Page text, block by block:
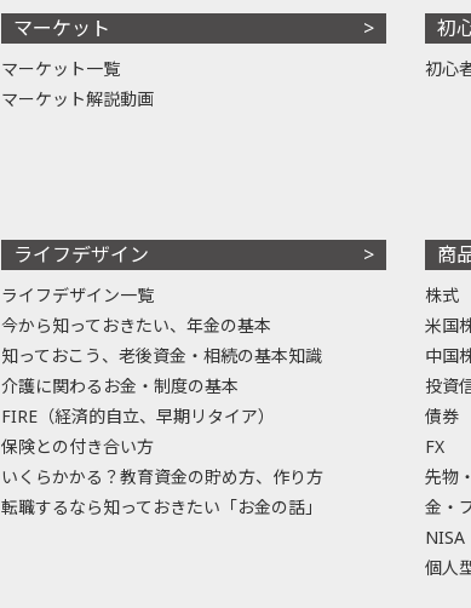
マーケット
マーケット一覧
マーケット解説動画
初
初心
ライフデザイン
ライフデザイン一覧
今から知っておきたい、年金の基本
知っておこう、老後資金・相続の基本知識
介護に関わるお金・制度の基本
FIRE（経済的自立、早期リタイア）
保険との付き合い方
いくらかかる？教育資金の貯め方、作り方
転職するなら知っておきたい「お金の話」
商
株式
米国
中国
投資
債券
FX
先物
金・
NISA
個人